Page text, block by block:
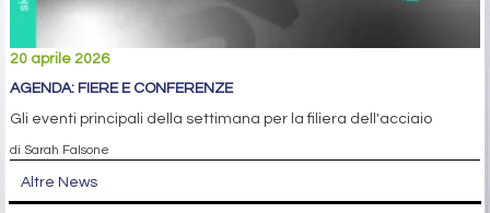
20 aprile 2026
AGENDA: FIERE E CONFERENZE
Gli eventi principali della settimana per la filiera dell'acciaio
di Sarah Falsone
Altre News